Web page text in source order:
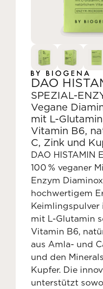
DAO
SPEZIAL-
Vegane
mit L-
Vitamin B6,
C, Zink und
DAO HISTAMIN
100 % veganer
Enzym
hochwertigem
Keimlingspulver
mit L-Glutamin
Vitamin B6,
aus Amla- und
und den
Kupfer. Die
unterstützt